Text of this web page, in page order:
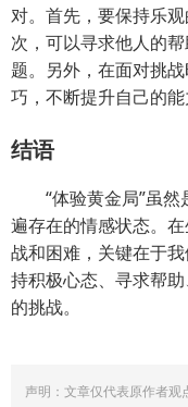
对。首先，要保持乐
次，可以寻求他人的
题。另外，在面对挑
巧，不断提升自己的能
结语
“体验黄金局”虽
遍存在的情感状态。
战和困难，关键在于
持积极心态、寻求帮
的挑战。
声明：文章仅代表原作者